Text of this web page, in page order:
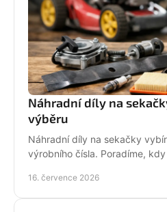
Náhradní díly na
výběru
Náhradní díly na sekačky
výrobního čísla. Poradíme,
16. července 2026